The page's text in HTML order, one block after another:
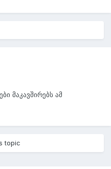
მაკავშირებს ამ
topic